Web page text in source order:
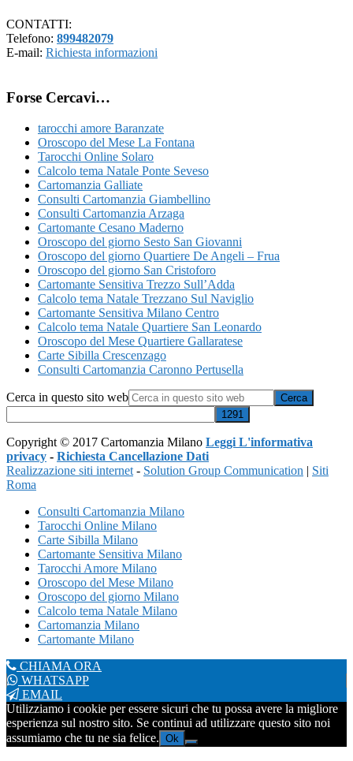
CONTATTI:
Telefono: 899482079
E-mail: Richiesta informazioni
Forse Cercavi…
tarocchi amore Baranzate
Oroscopo del Mese La Fontana
Tarocchi Online Solaro
Calcolo tema Natale Ponte Seveso
Cartomanzia Galliate
Consulti Cartomanzia Giambellino
Consulti Cartomanzia Arzaga
Cartomante Cesano Maderno
Oroscopo del giorno Sesto San Giovanni
Oroscopo del giorno Quartiere De Angeli – Frua
Oroscopo del giorno San Cristoforo
Cartomante Sensitiva Trezzo Sull’Adda
Calcolo tema Natale Trezzano Sul Naviglio
Cartomante Sensitiva Milano C​entro​
Calcolo tema Natale Quartiere San Leonardo
Oroscopo del Mese Quartiere Gallaratese
Carte Sibilla Crescenzago
Consulti Cartomanzia Caronno Pertusella
Cerca in questo sito web
Copyright © 2017 Cartomanzia Milano Leggi L'informativa
privacy - Richiesta Cancellazione Dati
Realizzazione siti internet - Solution Group Communication | Siti
Roma
Consulti Cartomanzia Milano
Tarocchi Online Milano
Carte Sibilla Milano
Cartomante Sensitiva Milano
Tarocchi Amore Milano
Oroscopo del Mese Milano
Oroscopo del giorno Milano
Calcolo tema Natale Milano
Cartomanzia Milano
Cartomante Milano
CHIAMA ORA
WHATSAPP
EMAIL
Utilizziamo i cookie per essere sicuri che tu possa avere la migliore
esperienza sul nostro sito. Se continui ad utilizzare questo sito noi
assumiamo che tu ne sia felice. Ok